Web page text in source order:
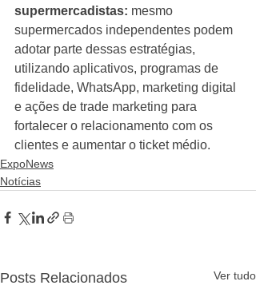
supermercadistas: mesmo
supermercados independentes podem
adotar parte dessas estratégias,
utilizando aplicativos, programas de
fidelidade, WhatsApp, marketing digital
e ações de trade marketing para
fortalecer o relacionamento com os
clientes e aumentar o ticket médio.
ExpoNews
Notícias
Posts Relacionados Ver tudo